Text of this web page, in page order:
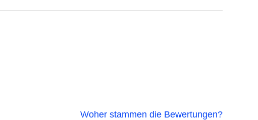
Woher stammen die Bewertungen?